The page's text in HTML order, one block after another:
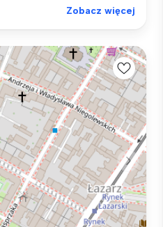
Zobacz więcej